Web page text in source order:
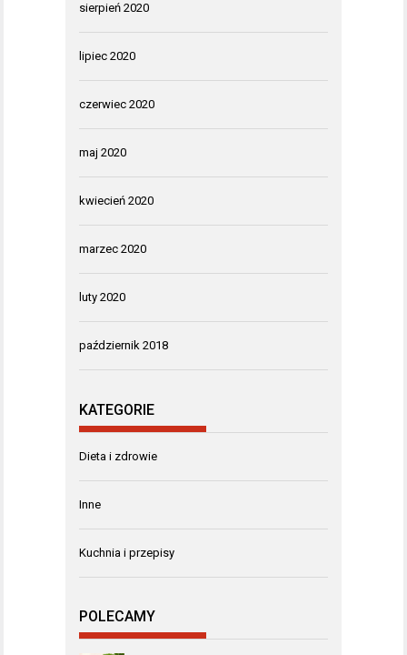
sierpień 2020
lipiec 2020
czerwiec 2020
maj 2020
kwiecień 2020
marzec 2020
luty 2020
październik 2018
KATEGORIE
Dieta i zdrowie
Inne
Kuchnia i przepisy
POLECAMY